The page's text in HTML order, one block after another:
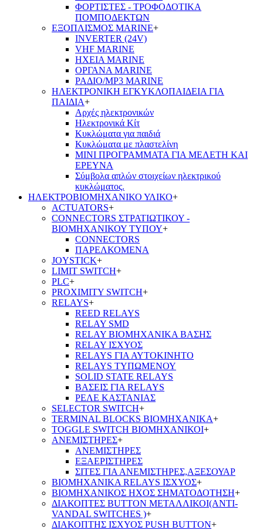
ΦΟΡΤΙΣΤΕΣ - ΤΡΟΦΟΔΟΤΙΚΑ
ΠΟΜΠΟΔΕΚΤΩΝ
ΕΞΟΠΛΙΣΜΟΣ MARINE+
INVERTER (24V)
VHF MARINE
ΗΧΕΙΑ MARINE
ΟΡΓΑΝΑ MARINE
ΡΑΔΙΟ/MP3 MARINE
ΗΛΕΚΤΡΟΝΙΚΗ ΕΓΚΥΚΛΟΠΑΙΔΕΙΑ ΓΙΑ
ΠΑΙΔΙΑ+
Αρχές ηλεκτρονικών
Ηλεκτρονικά Κίτ
Κυκλώματα για παιδιά
Κυκλώματα με πλαστελίνη
ΜΙΝΙ ΠΡΟΓΡΑΜΜΑΤΑ ΓΙΑ ΜΕΛΕΤΗ ΚΑΙ
ΕΡΕΥΝΑ
Σύμβολα απλών στοιχείων ηλεκτρικού
κυκλώματος.
ΗΛΕΚΤΡΟΒΙΟΜΗΧΑΝΙΚΟ ΥΛΙΚΟ+
ACTUATORS+
CONNECTORS ΣΤΡΑΤΙΩΤΙΚΟΥ -
ΒΙΟΜΗΧΑΝΙΚΟΥ ΤΥΠΟΥ+
CONNECTORS
ΠΑΡΕΛΚΟΜΕΝΑ
JOYSTICK+
LIMIT SWITCH+
PLC+
PROXIMITY SWITCH+
RELAYS+
REED RELAYS
RELAY SMD
RELAY ΒΙΟΜΗΧΑΝΙΚΑ ΒΑΣΗΣ
RELAY ΙΣΧΥΟΣ
RELAYS ΓΙΑ ΑΥΤΟΚΙΝΗΤΟ
RELAYS ΤΥΠΩΜΕΝΟΥ
SOLID STATE RELAYS
ΒΑΣΕΙΣ ΓΙΑ RELAYS
ΡΕΛΕ ΚΑΣΤΑΝΙΑΣ
SELECTOR SWITCH+
TERMINAL BLOCKS ΒΙΟΜΗΧΑΝΙΚΑ+
TOGGLE SWITCH ΒΙΟΜΗΧΑΝΙΚΟΙ+
ΑΝΕΜΙΣΤΗΡΕΣ+
ΑΝΕΜΙΣΤΗΡΕΣ
ΕΞΑΕΡΙΣΤΗΡΕΣ
ΣΙΤΕΣ ΓΙΑ ΑΝΕΜΙΣΤΗΡΕΣ,ΑΞΕΣΟΥΑΡ
ΒΙΟΜΗΧΑΝΙΚΑ RELAYS ΙΣΧΥΟΣ+
ΒΙΟΜΗΧΑΝΙΚΟΣ ΗΧΟΣ ΣΗΜΑΤΟΔΟΤΗΣΗ+
ΔΙΑΚΟΠΤΕΣ BUTTON ΜΕΤΑΛΛΙΚΟΙ(ANTI-
VANDAL SWITCHES )+
ΔΙΑΚΟΠΤΗΣ ΙΣΧΥΟΣ PUSH BUTTON+